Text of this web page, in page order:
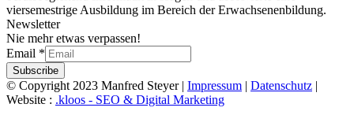
viersemestrige Ausbildung im Bereich der Erwachsenenbildung.
Newsletter
Nie mehr etwas verpassen!
Email *
Subscribe
© Copyright 2023 Manfred Steyer | Impressum | Datenschutz |
Website : .kloos - SEO & Digital Marketing